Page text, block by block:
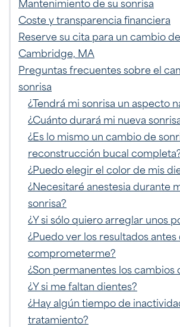
Coste y transparencia financiera
Reserve su cita para un cambio
Cambridge, MA
Preguntas frecuentes sobre el
sonrisa
¿Tendrá mi sonrisa un aspecto
¿Cuánto durará mi nueva
¿Es lo mismo un cambio de
reconstrucción bucal
¿Puedo elegir el color de mis
¿Necesitaré anestesia durante
sonrisa?
¿Y si sólo quiero arreglar unos
¿Puedo ver los resultados antes
comprometerme?
¿Son permanentes los cambios
¿Y si me faltan dientes?
¿Hay algún tiempo de
tratamiento?